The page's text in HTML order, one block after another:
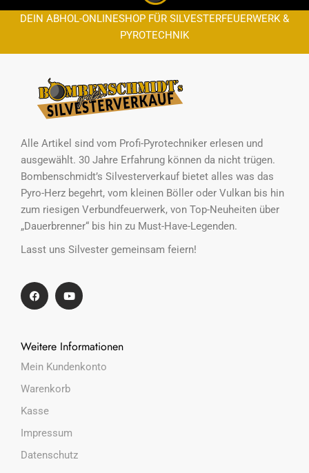
DEIN ABHOL-ONLINESHOP FÜR SILVESTERFEUERWERK &
PYROTECHNIK
Alle Artikel sind vom Profi-Pyrotechniker erlesen und
ausgewählt. 30 Jahre Erfahrung können da nicht trügen.
Bombenschmidt’s Silvesterverkauf bietet alles was das
Pyro-Herz begehrt, vom kleinen Böller oder Vulkan bis hin
zum riesigen Verbundfeuerwerk, von Top-Neuheiten über
„Dauerbrenner“ bis hin zu Must-Have-Legenden.
Lasst uns Silvester gemeinsam feiern!
Weitere Informationen
Mein Kundenkonto
Warenkorb
Kasse
Impressum
Datenschutz